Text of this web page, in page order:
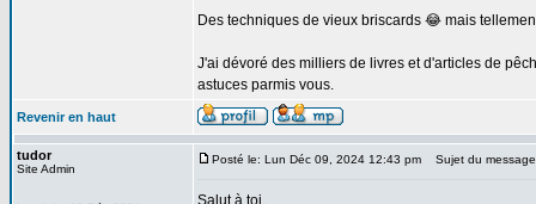
Des techniques de vieux briscards 😂 mais
J'ai dévoré des milliers de livres et d'articles de
astuces parmis vous.
Revenir en haut
tudor
Site Admin
Posté le: Lun Déc 09, 2024 12:43 pm Sujet du
Salut à toi,